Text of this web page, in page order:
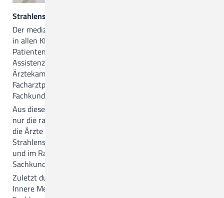
Strahlenschutz und Sachkundevermittlung
Der medizinische Strahlenschutz spielt eine wichtige Rolle
in allen Kliniken, um Gefährdungen für Patientinnen und
Patienten und Beschäftigte zu vermeiden. Von allen
Assistenzärztinnen und Assistenzärzten verlangt die
Ärztekammer Niedersachsen bei der Anmeldung zur
Facharztprüfung daher den Nachweis der erforderlichen
Fachkunden im gesetzlich geregelten Strahlenschutz.
Aus diesem Grund werden in der Radiologie des CKQ nicht
nur die radiologischen Ärztinnen und Ärzte, sondern auch
die Ärzte der anderen klinischen Abteilungen im
Strahlenschutz weitergebildet. Dies ist berufsbegleitend
und im Rahmen eines zweiwöchigen Praktikums zum sog.
Sachkundeerwerb möglich.
Zuletzt durchlief Herr Danijel Stevanovic aus der Klinik für
Innere Medizin und Pneumologie diese